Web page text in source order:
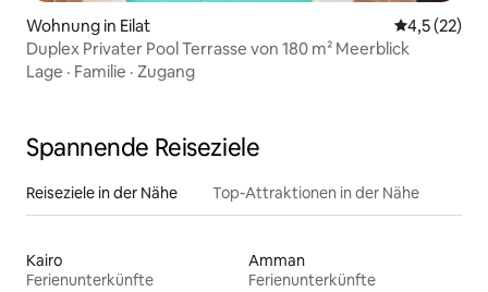
Wohnung in Eilat
4,5 (22)
Duplex Privater Pool Terrasse von 180 m² Meerblick
Lage · Familie · Zugang
Spannende Reiseziele
Reiseziele in der Nähe Top-Attraktionen in der Nähe
Kairo
Ferienunterkünfte
Amman
Ferienunterkünfte